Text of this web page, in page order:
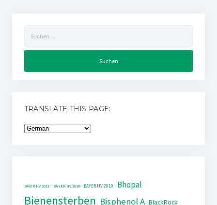
nach:
TRANSLATE THIS PAGE:
BAYER HV 2011 BAYER HV 2018 BAYER HV 2019 Bhopal
Bienensterben Bisphenol A BlackRock